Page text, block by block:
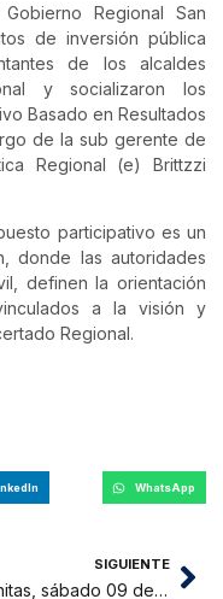
Regional San
de inversión pública
de los alcaldes
y socializaron los
Basado en Resultados
de la sub gerente de
Regional (e) Brittzzi
participativo es un
donde las autoridades
definen la orientación
a la visión y
Regional.
WhatsApp
SIGUIENTE
Huachitas, sábado 09 de abril 2022